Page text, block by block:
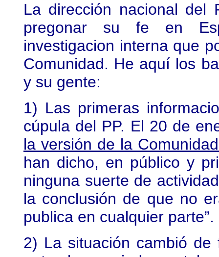
La dirección nacional del
pregonar su fe en
investigacion interna que
Comunidad. He aquí los
y su gente:
1) Las primeras
cúpula del PP. El 20 de
la versión de la
han dicho, en público y
ninguna suerte de
la conclusión de que no
publica en cualquier parte”.
2) La situación cambió